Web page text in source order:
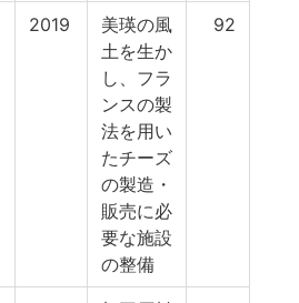
2019
美瑛の風
土を生か
し、フラ
ンスの製
法を用い
たチーズ
の製造・
販売に必
要な施設
の整備
92